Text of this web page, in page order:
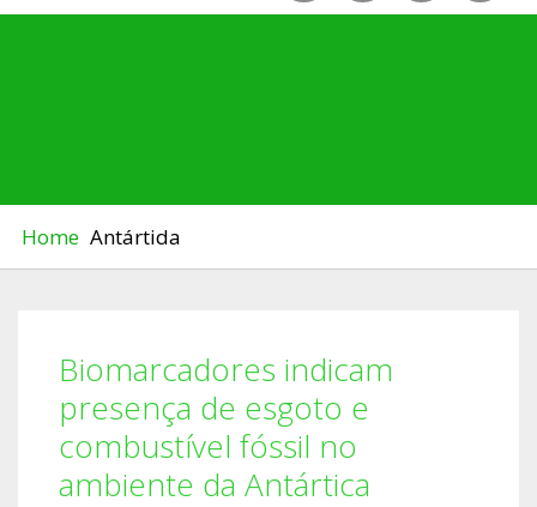
Home Antártida
Biomarcadores indicam
presença de esgoto e
combustível fóssil no
ambiente da Antártica